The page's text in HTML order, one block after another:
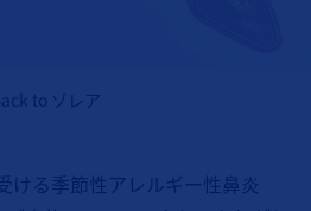
to ゾレア
ける季節性アレルギー性鼻炎